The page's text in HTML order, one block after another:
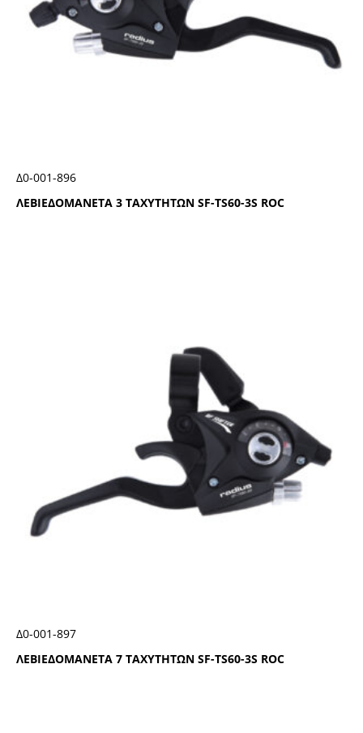
ΛΕΒΙΕΔΟΜΑΝΕΤΑ 3 ΤΑΧΥΤΗΤΩΝ SF-ΤS60-3S RΟC
Δ0-001-896
ΛΕΒΙΕΔΟΜΑΝΕΤΑ 7 ΤΑΧΥΤΗΤΩΝ SF-ΤS60-3S RΟC
Δ0-001-897